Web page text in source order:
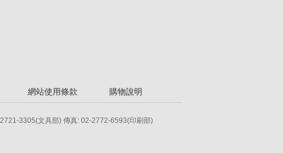
網站使用條款 購物說明
3305(文具部) 傳真: 02-2772-6593(印刷部)